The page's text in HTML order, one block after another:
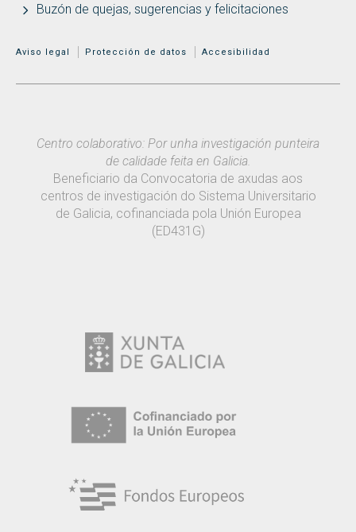
Buzón de quejas, sugerencias y felicitaciones
MENÚ ADICIONAL
Aviso legal Protección de datos Accesibilidad
Centro colaborativo: Por unha investigación punteira
de calidade feita en Galicia.
Beneficiario da Convocatoria de axudas aos
centros de investigación do Sistema Universitario
de Galicia, cofinanciada pola Unión Europea
(ED431G)